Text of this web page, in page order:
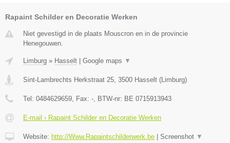
Rapaint Schilder en Decoratie Werken
Niet gevestigd in de plaats Mouscron en in de provincie
Henegouwen.
Limburg » Hasselt | Google maps ▼
Sint-Lambrechts Herkstraat 25 3500 Hasselt (Limburg)
Tel: 0484629659 , Fax: - , BTW-nr: BE 0715913943
E-mail › Rapaint Schilder en Decoratie Werken
Website: http://Www.Rapaintschilderwerk.be | Screenshot ▼